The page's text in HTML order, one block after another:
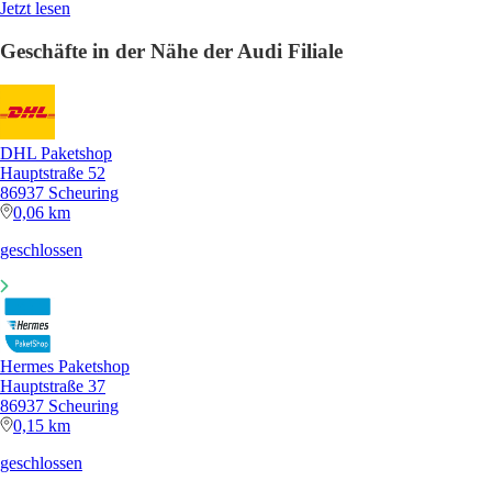
Jetzt lesen
Geschäfte in der Nähe der Audi Filiale
DHL Paketshop
Hauptstraße 52
86937 Scheuring
0,06 km
geschlossen
Hermes Paketshop
Hauptstraße 37
86937 Scheuring
0,15 km
geschlossen